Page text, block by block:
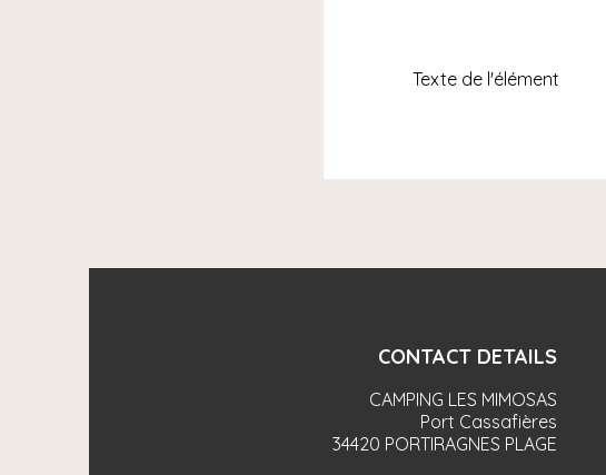
Texte de l'élément
CONTACT DETAILS
CAMPING LES MIMOSAS
Port Cassafières
34420 PORTIRAGNES PLAGE